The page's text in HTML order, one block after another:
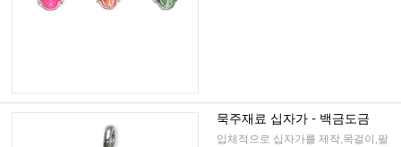
묵주재료 십자가 - 백금도금
입체적으로 십자가를 제작,목걸이,팔